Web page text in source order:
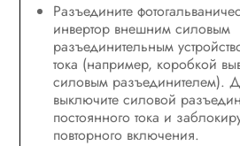
Разъедините
инвертор внешним силовым
разъединительным
тока (например, коробкой
силовым разъединителем).
выключите силовой
постоянного тока и
повторного включения.